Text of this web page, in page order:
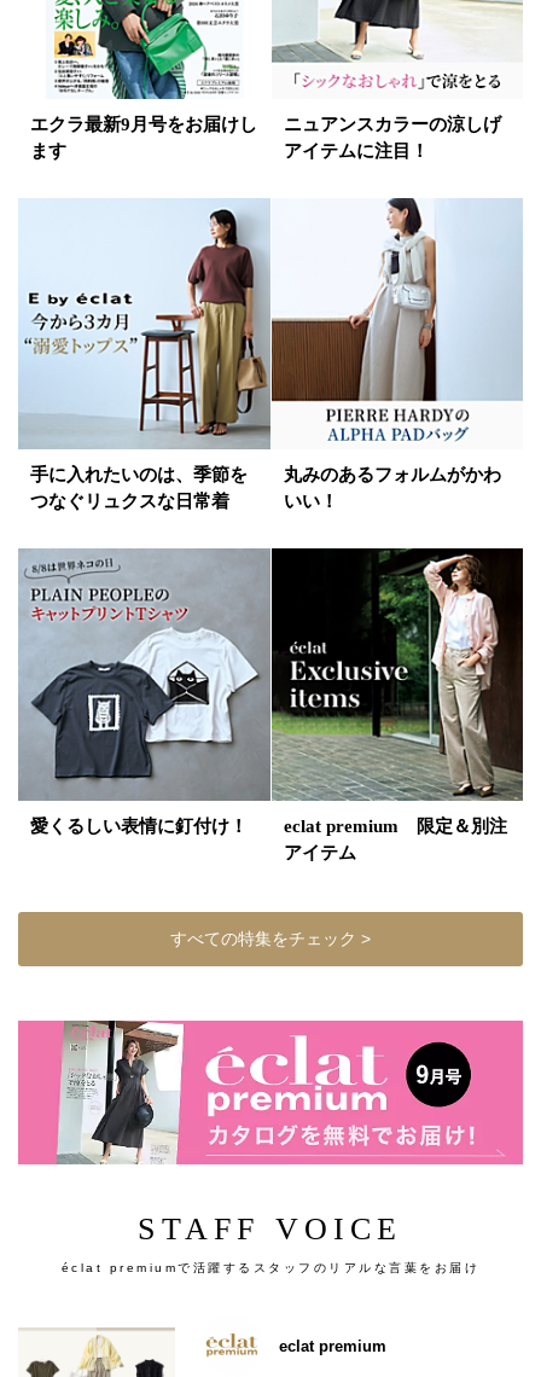
エクラ最新9月号をお届けし
ます
ニュアンスカラーの涼しげ
アイテムに注目！
手に入れたいのは、季節を
つなぐリュクスな日常着
丸みのあるフォルムがかわ
いい！
愛くるしい表情に釘付け！
eclat premium 限定＆別注
アイテム
すべての特集をチェック >
STAFF VOICE
éclat premiumで活躍するスタッフのリアルな言葉をお届け
eclat premium